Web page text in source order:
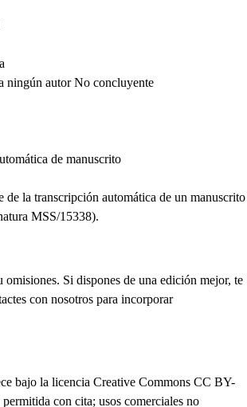
ningún autor No concluyente
de manuscrito
de la transcripción automática de un manuscrito
MSS/15338).
omisiones. Si dispones de una edición mejor, te
con nosotros para incorporar
bajo la licencia Creative Commons CC BY-
con cita; usos comerciales no